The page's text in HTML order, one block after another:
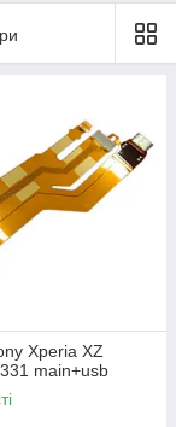
Xperia XZ
main+usb